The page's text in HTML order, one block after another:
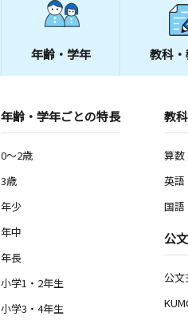
年齢・学年 教科
年齢・学年ごとの特長
0～2歳
3歳
年少
年中
年長
小学1・2年生
小学3・4年生
教
算数
英語
国語
公
公